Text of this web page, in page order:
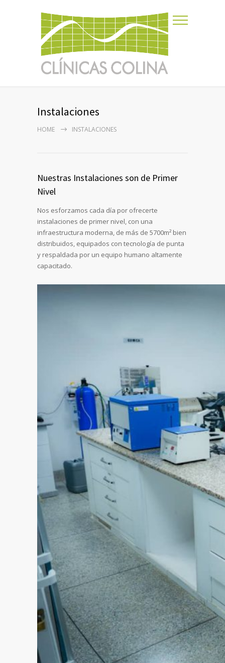
Instalaciones
HOME INSTALACIONES
Nuestras Instalaciones son de Primer
Nivel
Nos esforzamos cada día por ofrecerte
instalaciones de primer nivel, con una
infraestructura moderna, de más de 5700m² bien
distribuidos, equipados con tecnología de punta
y respaldada por un equipo humano altamente
capacitado.